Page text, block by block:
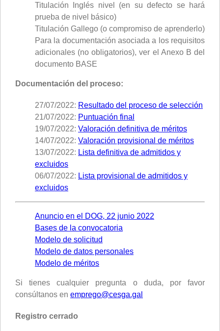
Titulación Inglés nivel (en su defecto se hará
prueba de nivel básico)
Titulación Gallego (o compromiso de aprenderlo)
Para la documentación asociada a los requisitos
adicionales (no obligatorios), ver el Anexo B del
documento BASE
Documentación del proceso:
27/07/2022: Resultado del proceso de selección
21/07/2022: Puntuación final
19/07/2022: Valoración definitiva de méritos
14/07/2022: Valoración provisional de méritos
13/07/2022: Lista definitiva de admitidos y
excluidos
06/07/2022: Lista provisional de admitidos y
excluidos
Anuncio en el DOG, 22 junio 2022
Bases de la convocatoria
Modelo de solicitud
Modelo de datos personales
Modelo de méritos
Si tienes cualquier pregunta o duda, por favor
consúltanos en emprego@cesga.gal
Registro cerrado